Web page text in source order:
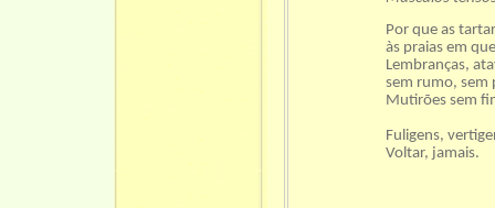
Por que as
às praias em
Lembranças,
sem rumo,
Mutirões sem
Fuligens,
Voltar, jamais.